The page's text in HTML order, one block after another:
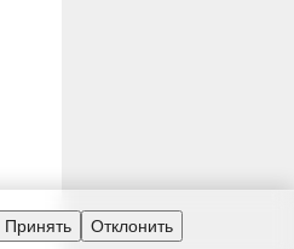
Принять Отклонить